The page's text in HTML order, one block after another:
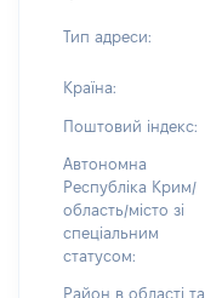
Тип адреси:
Країна:
Поштовий індекс:
Автономна
Республіка Крим/
область/місто зі
спеціальним
статусом:
Район в області та